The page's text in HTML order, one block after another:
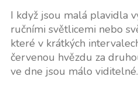
I když jsou malá plavidla
ručními světlicemi nebo
které v krátkých
červenou hvězdu za
ve dne jsou málo viditelné.